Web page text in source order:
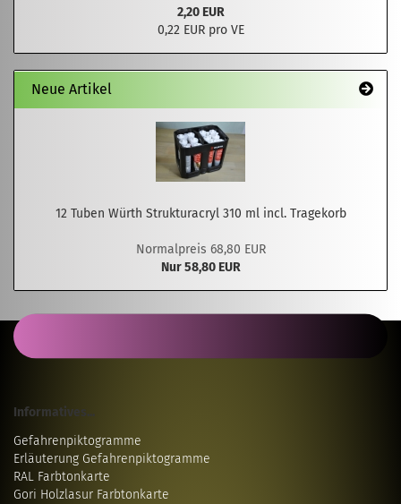
2,20 EUR
0,22 EUR pro VE
Neue Artikel
12 Tuben Würth Strukturacryl 310 ml incl. Tragekorb
Normalpreis 68,80 EUR
Nur 58,80 EUR
Informatives...
Gefahrenpiktogramme
Erläuterung Gefahrenpiktogramme
RAL Farbtonkarte
Gori Holzlasur Farbtonkarte